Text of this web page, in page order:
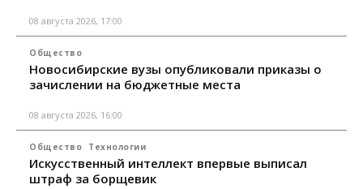
08 августа 2026, 17:00
Общество
Новосибирские вузы опубликовали приказы о
зачислении на бюджетные места
08 августа 2026, 16:00
Общество Технологии
Искусственный интеллект впервые выписал
штраф за борщевик